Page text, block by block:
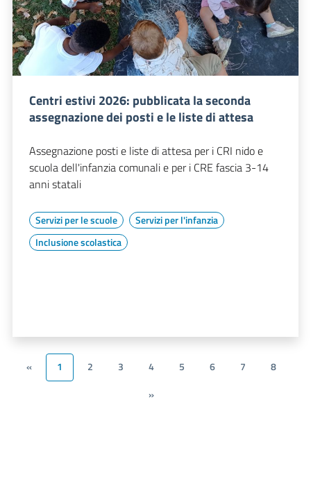
Centri estivi 2026: pubblicata la seconda
assegnazione dei posti e le liste di attesa
Assegnazione posti e liste di attesa per i CRI nido e
scuola dell'infanzia comunali e per i CRE fascia 3-14
anni statali
Servizi per le scuole
Servizi per l'infanzia
Inclusione scolastica
« 1 2 3 4 5 6 7
8
»